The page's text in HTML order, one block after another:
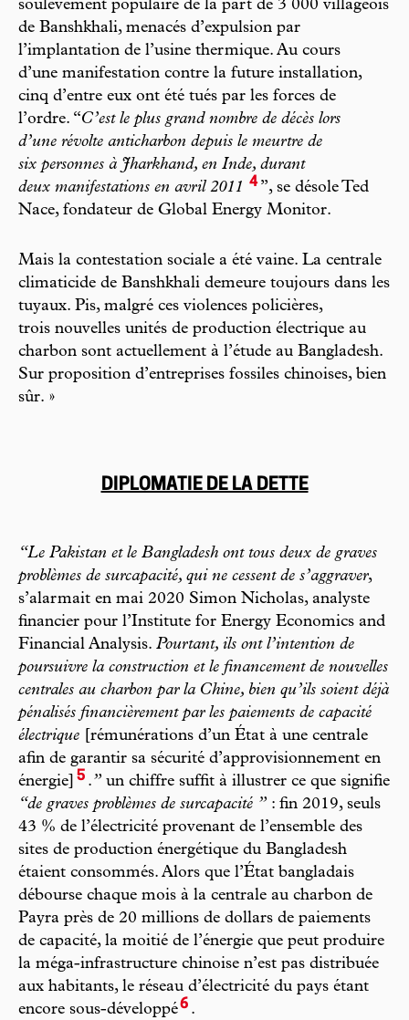
soulèvement populaire de la part de 3 000 villageois
de Banshkhali, menacés d’expulsion par
l’implantation de l’usine thermique. Au cours
d’une manifestation contre la future installation,
cinq d’entre eux ont été tués par les forces de
l’ordre. “C’est le plus grand nombre de décès lors
d’une révolte anticharbon depuis le meurtre de
six personnes à Jharkhand, en Inde, durant
deux manifestations en avril 2011 4”, se désole Ted
Nace, fondateur de Global Energy Monitor.
Mais la contestation sociale a été vaine. La centrale
climaticide de Banshkhali demeure toujours dans les
tuyaux. Pis, malgré ces violences policières,
trois nouvelles unités de production électrique au
charbon sont actuellement à l’étude au Bangladesh.
Sur proposition d’entreprises fossiles chinoises, bien
sûr. »
DIPLOMATIE DE LA DETTE
“Le Pakistan et le Bangladesh ont tous deux de graves
problèmes de surcapacité, qui ne cessent de s’aggraver,
s’alarmait en mai 2020 Simon Nicholas, analyste
financier pour l’Institute for Energy Economics and
Financial Analysis. Pourtant, ils ont l’intention de
poursuivre la construction et le financement de nouvelles
centrales au charbon par la Chine, bien qu’ils soient déjà
pénalisés financièrement par les paiements de capacité
électrique [rémunérations d’un État à une centrale
afin de garantir sa sécurité d’approvisionnement en
énergie] 5 .” un chiffre suffit à illustrer ce que signifie
“de graves problèmes de surcapacité ” : fin 2019, seuls
43 % de l’électricité provenant de l’ensemble des
sites de production énergétique du Bangladesh
étaient consommés. Alors que l’État bangladais
débourse chaque mois à la centrale au charbon de
Payra près de 20 millions de dollars de paiements
de capacité, la moitié de l’énergie que peut produire
la méga-infrastructure chinoise n’est pas distribuée
aux habitants, le réseau d’électricité du pays étant
encore sous-développé6 .